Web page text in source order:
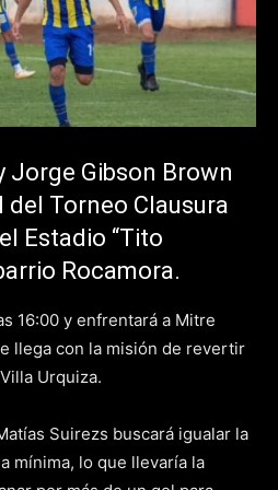
Jorge Gibson Brown
Torneo Clausura
Estadio “Tito
Rocamora.
16:00 y enfrentará a Mitre
llega con la misión de revertir
Urquiza.
Suirezs buscará igualar la
mínima, lo que llevaría la